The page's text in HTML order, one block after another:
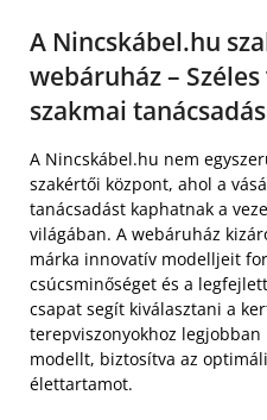
A Nincskábel.hu
webáruház –
szakmai
A Nincskábel.hu nem
szakértői központ, ahol a
tanácsadást kaphatnak a
világában. A webáruház
márka innovatív modelljeit
csúcsminőséget és a
csapat segít kiválasztani a
terepviszonyokhoz
modellt, biztosítva az
élettartamot.